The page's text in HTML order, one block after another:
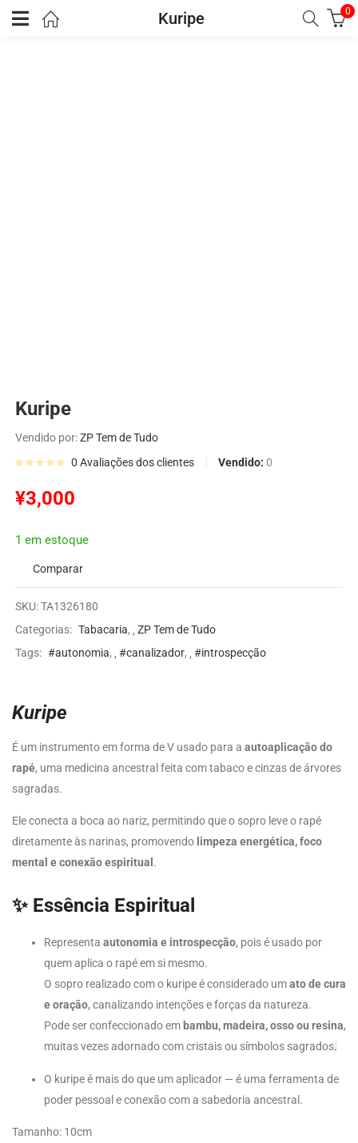
Kuripe 0
Kuripe
Vendido por:ZP Tem de Tudo
0 Avaliações dos clientes Vendido:0
¥3,000
1 em estoque
Comparar
SKU:TA1326180
Categorias: Tabacaria,
ZP Tem de Tudo
Tags: #autonomia, #canalizador, #introspecção
Kuripe
É um instrumento em forma de V usado para a autoaplicação do
rapé, uma medicina ancestral feita com tabaco e cinzas de árvores
sagradas.
Ele conecta a boca ao nariz, permitindo que o sopro leve o rapé
diretamente às narinas, promovendo limpeza energética, foco
mental e conexão espiritual.
✨ Essência Espiritual
Representa autonomia e introspecção, pois é usado por
quem aplica o rapé em si mesmo.
O sopro realizado com o kuripe é considerado umato de cura
e oração, canalizando intenções e forças da natureza.
Pode ser confeccionado embambu, madeira, osso ou resina,
muitas vezes adornado com cristais ou símbolos sagrados
O kuripe é mais do que um aplicador — é uma ferramenta de
poder pessoal e conexão com a sabedoria ancestral.
Tamanho: 10cm